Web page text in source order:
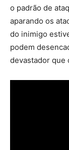
o padrão de
aparando os
do inimigo
podem
devastador que